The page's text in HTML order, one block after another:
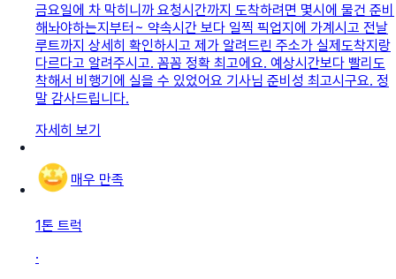
금요일에 차 막히니까 요청시간까지 도착하려면 몇시에 물건 준비
해놔야하는지부터~ 약속시간 보다 일찍 픽업지에 가계시고 전날
루트까지 상세히 확인하시고 제가 알려드린 주소가 실제도착지랑
다르다고 알려주시고. 꼼꼼 정확 최고에요. 예상시간보다 빨리도
착해서 비행기에 실을 수 있었어요 기사님 준비성 최고시구요. 정
말 감사드립니다.
자세히 보기
매우 만족
1톤 트럭
·